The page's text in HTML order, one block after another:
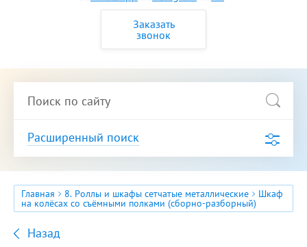
Заказать
звонок
Расширенный поиск
Главная 8. Роллы и шкафы сетчатые металлические Шкаф
на колёсах со съёмными полками (сборно-разборный)
Назад